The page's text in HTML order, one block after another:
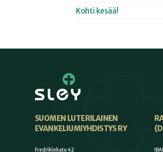
Kohti kesää!
SUOMEN LUTERILAINEN
EVANKELIUMIYHDISTYS RY
Fredrikinkatu 42